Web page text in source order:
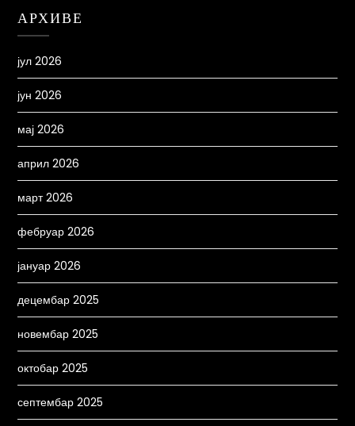
АРХИВЕ
јул 2026
јун 2026
мај 2026
април 2026
март 2026
фебруар 2026
јануар 2026
децембар 2025
новембар 2025
октобар 2025
септембар 2025